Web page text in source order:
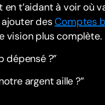
t’aidant à voir où
des Comptes
vision plus complète.
dépensé ?”
argent aille ?”